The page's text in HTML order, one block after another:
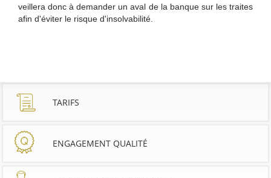
veillera donc à demander un aval de la banque sur les traites
afin d'éviter le risque d'insolvabilité.
TARIFS
ENGAGEMENT QUALITÉ